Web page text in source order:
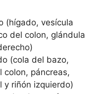
(hígado, vesícula
del colon, glándula
(cola del bazo,
colon, páncreas,
y riñón izquierdo)